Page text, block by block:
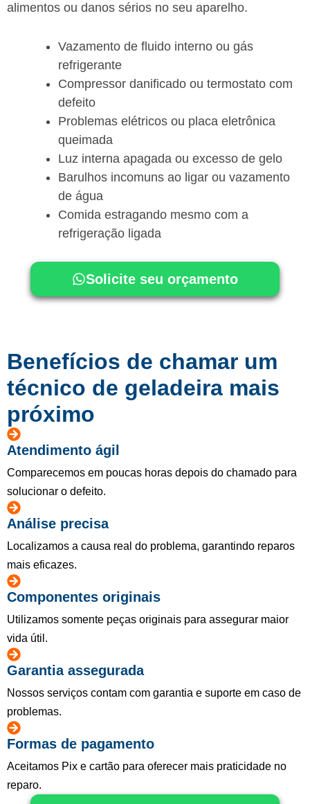
alimentos ou danos sérios no seu aparelho.
Vazamento de fluido interno ou gás
refrigerante
Compressor danificado ou termostato com
defeito
Problemas elétricos ou placa eletrônica
queimada
Luz interna apagada ou excesso de gelo
Barulhos incomuns ao ligar ou vazamento
de água
Comida estragando mesmo com a
refrigeração ligada
Solicite seu orçamento
Benefícios de chamar um
técnico de geladeira mais
próximo
Atendimento ágil
Comparecemos em poucas horas depois do chamado para
solucionar o defeito.
Análise precisa
Localizamos a causa real do problema, garantindo reparos
mais eficazes.
Componentes originais
Utilizamos somente peças originais para assegurar maior
vida útil.
Garantia assegurada
Nossos serviços contam com garantia e suporte em caso de
problemas.
Formas de pagamento
Aceitamos Pix e cartão para oferecer mais praticidade no
reparo.